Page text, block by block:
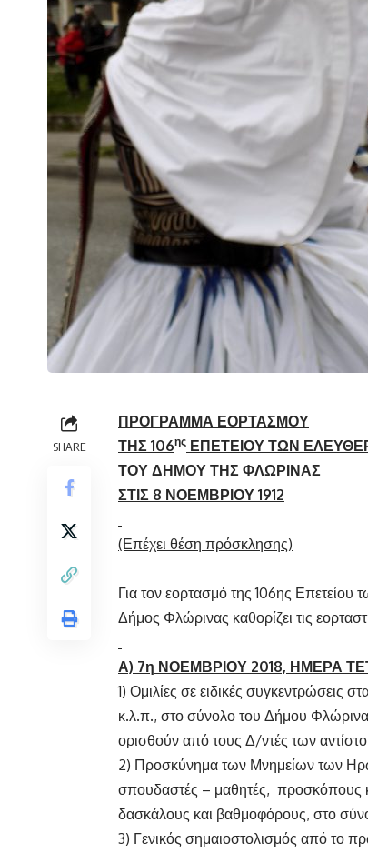
SHARE
ΠΡΟΓΡΑΜΜΑ ΕΟΡΤΑΣΜΟΥ
ΤΗΣ 106ης ΕΠΕΤΕΙΟΥ ΤΩΝ
ΤΟΥ ΔΗΜΟΥ ΤΗΣ ΦΛΩΡΙΝΑΣ
ΣΤΙΣ 8 ΝΟΕΜΒΡΙΟΥ 1912
(Επέχει θέση πρόσκλησης)
Για τον εορτασμό της 106ης
Δήμος Φλώρινας καθορίζει τις
Α) 7η ΝΟΕΜΒΡΙΟΥ 2018, ΗΜΕΡΑ
1) Ομιλίες σε ειδικές συγκεντρώσεις
κ.λ.π., στο σύνολο του Δήμου
ορισθούν από τους Δ/ντές των
2) Προσκύνημα των Μνημείων των
σπουδαστές – μαθητές, προσκόπους
δασκάλους και βαθμοφόρους, στο
3) Γενικός σημαιοστολισμός από το